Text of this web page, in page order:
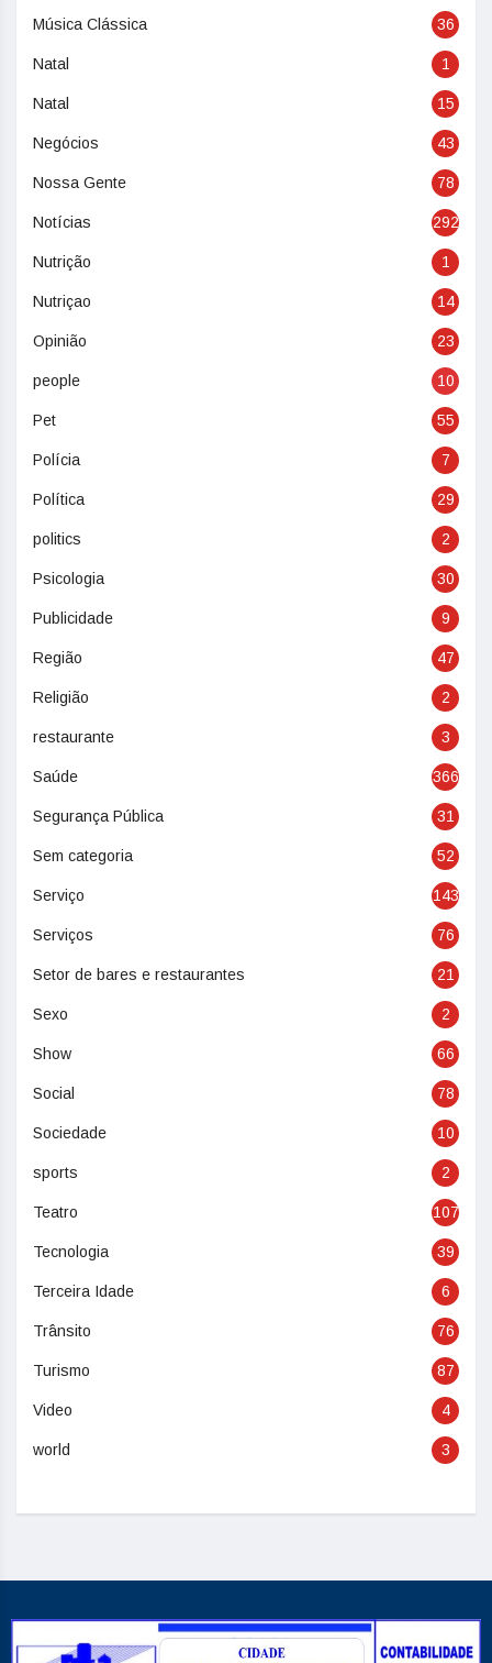
Música Clássica 36
Natal 1
Natal 15
Negócios 43
Nossa Gente 78
Notícias 292
Nutrição 1
Nutriçao 14
Opinião 23
people 10
Pet 55
Polícia 7
Política 29
politics 2
Psicologia 30
Publicidade 9
Região 47
Religião 2
restaurante 3
Saúde 366
Segurança Pública 31
Sem categoria 52
Serviço 143
Serviços 76
Setor de bares e restaurantes 21
Sexo 2
Show 66
Social 78
Sociedade 10
sports 2
Teatro 107
Tecnologia 39
Terceira Idade 6
Trânsito 76
Turismo 87
Video 4
world 3